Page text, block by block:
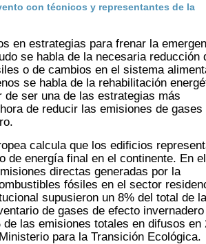
con técnicos y representantes de la
en estrategias para frenar la
se habla de la necesaria reducción
o de cambios en el sistema
se habla de la rehabilitación
de ser una de las estrategias más
de reducir las emisiones de gases
calcula que los edificios
de energía final en el continente. En
directas generadas por la
fósiles en el sector
supusieron un 8% del total de
de gases de efecto invernadero
de las emisiones totales en difusos en
para la Transición Ecológica.